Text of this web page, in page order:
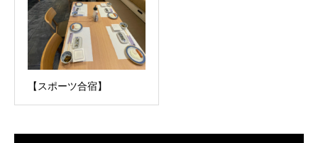
【スポーツ合宿】